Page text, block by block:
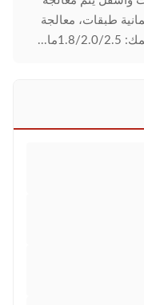
طبقات، معالجة